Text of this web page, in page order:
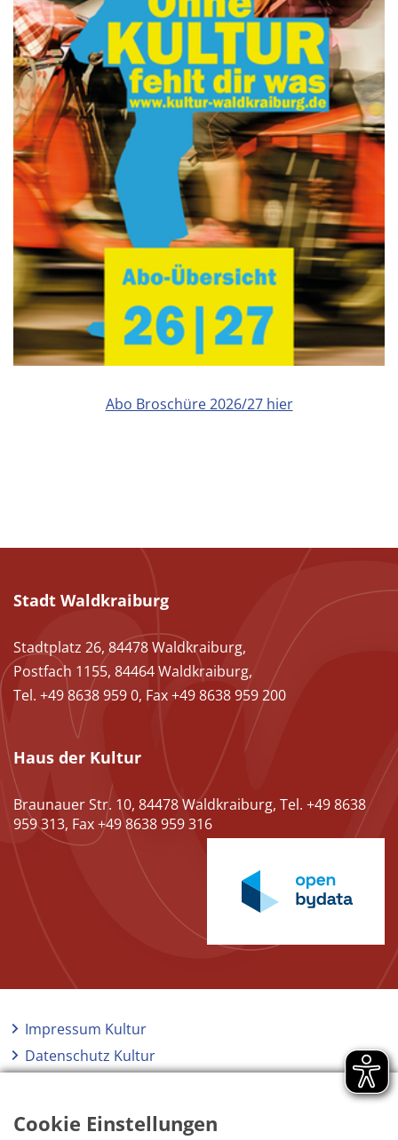
Abo Broschüre 2026/27 hier
Stadt Waldkraiburg
Stadtplatz 26, 84478 Waldkraiburg,
Postfach 1155, 84464 Waldkraiburg,
Tel. +49 8638 959 0, Fax +49 8638 959 200
Haus der Kultur
Braunauer Str. 10, 84478 Waldkraiburg, Tel. +49 8638
959 313, Fax +49 8638 959 316
Impressum Kultur
Datenschutz Kultur
Cookie Einstellungen